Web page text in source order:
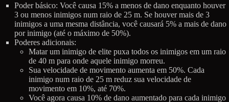
Poder básico: Você causa 15% a menos de dano enquanto houver
3 ou menos inimigos num raio de 25 m. Se houver mais de 3
inimigos a uma mesma distância, você causará 5% a mais de dano
por inimigo (até o máximo de 50%).
Poderes adicionais:
Matar um inimigo de elite puxa todos os inimigos em um raio
de 40 m para onde aquele inimigo morreu.
Sua velocidade de movimento aumenta em 50%. Cada
inimigo num raio de 25 m reduz sua velocidade de
movimento em 10%, até 70%.
Você agora causa 10% de dano aumentado para cada inimigo